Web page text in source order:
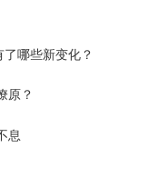
哪些新变化？
原？
息